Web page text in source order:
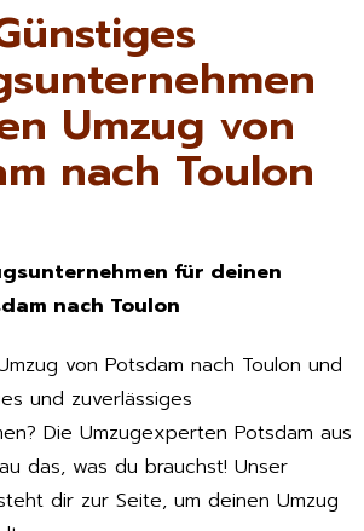
Umzug von
nach Toulon
für deinen
nach Toulon
von Potsdam nach Toulon und
und zuverlässiges
Die Umzugexperten Potsdam aus
das, was du brauchst! Unser
dir zur Seite, um deinen Umzug